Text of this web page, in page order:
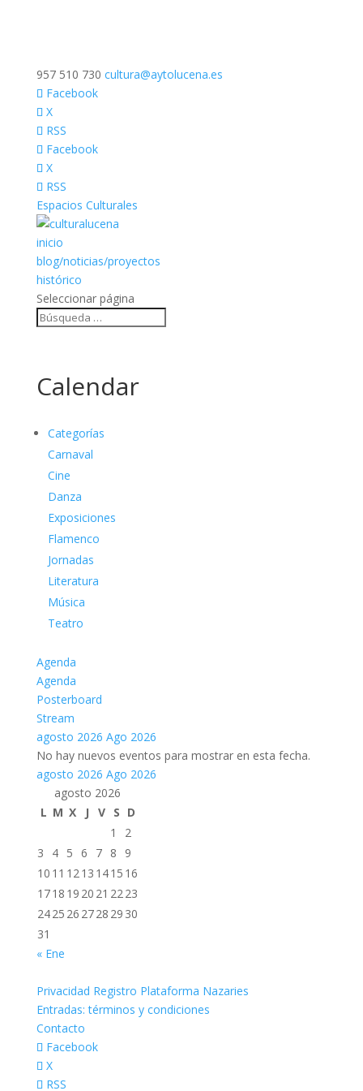
957 510 730 cultura@aytolucena.es
Facebook
X
RSS
Facebook
X
RSS
Espacios Culturales
inicio
blog/noticias/proyectos
histórico
Seleccionar página
Calendar
Categorías
Carnaval
Cine
Danza
Exposiciones
Flamenco
Jornadas
Literatura
Música
Teatro
Agenda
Agenda
Posterboard
Stream
agosto 2026 Ago 2026
No hay nuevos eventos para mostrar en esta fecha.
agosto 2026 Ago 2026
agosto 2026
L M X J V S D
1
2
3
4 5 6 7 8
9
10 11 1213 1415 16
1718 19 20 21 2223
2425 26 2728 29 30
31
« Ene
Privacidad Registro Plataforma Nazaries
Entradas: términos y condiciones
Contacto
Facebook
X
RSS